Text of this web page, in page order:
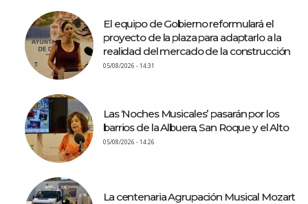
El equipo de Gobierno reformulará el
proyecto de la plaza para adaptarlo a la
realidad del mercado de la construcción
05/08/2026 - 14:31
Las ‘Noches Musicales’ pasarán por los
barrios de la Albuera, San Roque y el Alto
05/08/2026 - 14:26
La centenaria Agrupación Musical Mozart